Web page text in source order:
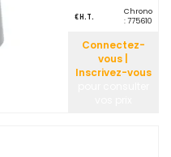
€ H.T.
Chrono
: 775610
Connectez-
vous |
Inscrivez-vous